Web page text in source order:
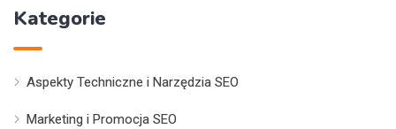
Kategorie
Aspekty Techniczne i Narzędzia SEO
Marketing i Promocja SEO